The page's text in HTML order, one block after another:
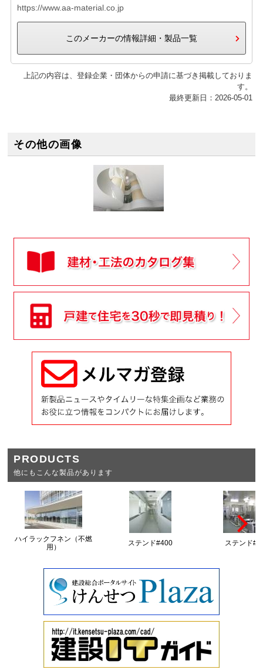
https://www.aa-material.co.jp
このメーカーの情報詳細・製品一覧
上記の内容は、登録企業・団体からの申請に基づき掲載しておりま
す。
最終更新日：2026-05-01
その他の画像
PRODUCTS
他にもこんな製品があります
ハイラックフネン（不燃
用）
ステンド#400 ステンド